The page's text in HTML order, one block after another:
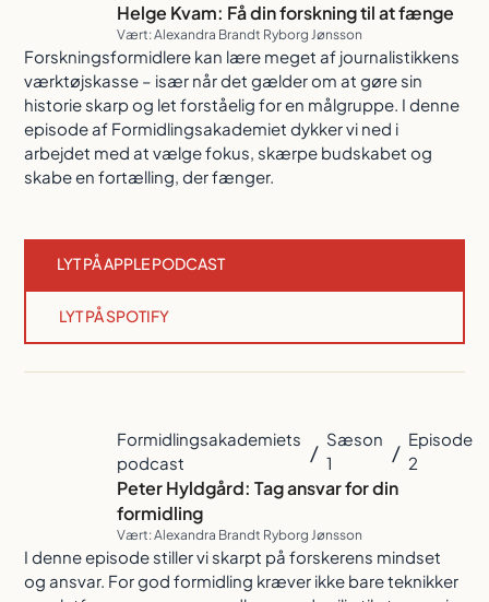
Helge Kvam: Få din forskning til at fænge
Vært: Alexandra Brandt Ryborg Jønsson
Forskningsformidlere kan lære meget af journalistikkens
værktøjskasse – især når det gælder om at gøre sin
historie skarp og let forståelig for en målgruppe. I denne
episode af Formidlingsakademiet dykker vi ned i
arbejdet med at vælge fokus, skærpe budskabet og
skabe en fortælling, der fænger.
LYT PÅ APPLE PODCAST
LYT PÅ SPOTIFY
Formidlingsakademiets
podcast
/ Sæson
1
/ Episode
2
Peter Hyldgård: Tag ansvar for din
formidling
Vært: Alexandra Brandt Ryborg Jønsson
I denne episode stiller vi skarpt på forskerens mindset
og ansvar. For god formidling kræver ikke bare teknikker